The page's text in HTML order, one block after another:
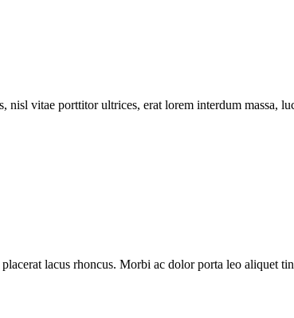
vitae porttitor ultrices, erat lorem interdum massa,
lacus rhoncus. Morbi ac dolor porta leo aliquet